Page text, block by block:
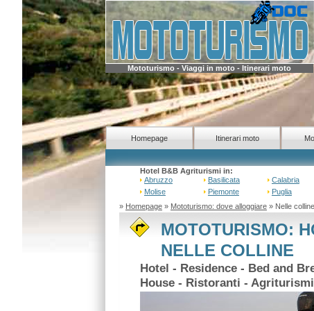
Mototurismo - Viaggi in moto - Itinerari moto
Homepage Itinerari moto
Hotel B&B Agriturismi in:
Abruzzo
Basilicata Calabria
Molise
Piemonte Puglia
» Homepage» Mototurismo: dove alloggiare» Nelle colline
MOTOTURISMO:
NELLE COLLINE
Hotel - Residence - Bed and
House - Ristoranti -